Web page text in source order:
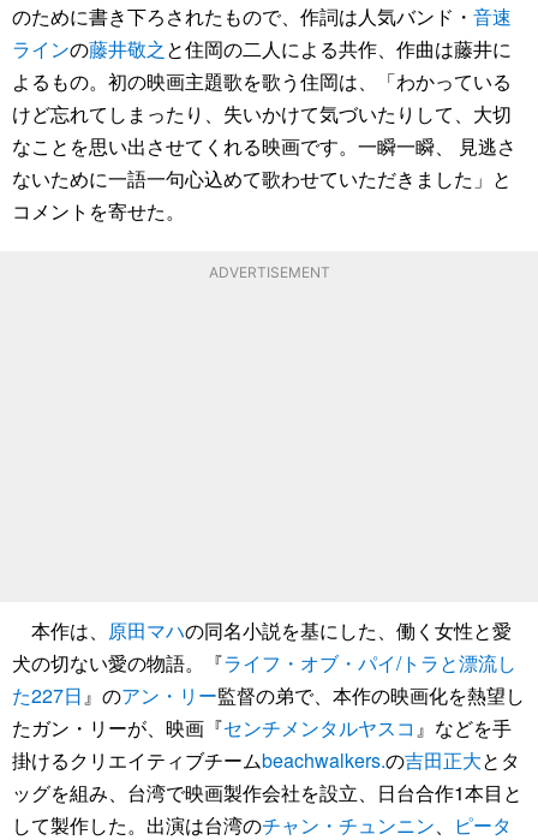
のために書き下ろされたもので、作詞は人気バンド・ 音速
ラインの藤井敬之と住岡の二人による共作、作曲は藤井に
よるもの。初の映画主題歌を歌う住岡は、「わかっている
けど忘れてしまったり、失いかけて気づいたりして、大切
なことを思い出させてくれる映画です。一瞬一瞬、 見逃さ
ないために一語一句心込めて歌わせていただきました」と
コメントを寄せた。
ADVERTISEMENT
本作は、 原田マハの同名小説を基にした、働く女性と愛
犬の切ない愛の物語。『ライフ・オブ・パイ/トラと漂流し
た227日 』のアン・リー監督の弟で、本作の映画化を熱望し
たガン・リーが、映画『センチメンタルヤスコ 』などを手
掛けるクリエイティブチームbeachwalkers.の吉田正大とタ
ッグを組み、台湾で映画製作会社を設立、日台合作1本目と
して製作した。出演は台湾のチャン・チュンニン
ピータ